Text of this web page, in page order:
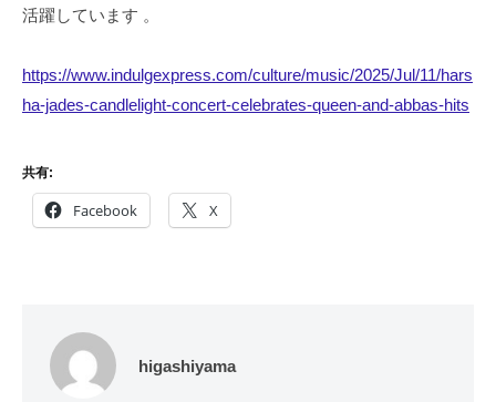
活躍しています 。
https://www.indulgexpress.com/culture/music/2025/Jul/11/hars
ha-jades-candlelight-concert-celebrates-queen-and-abbas-hits
共有:
Facebook X
higashiyama